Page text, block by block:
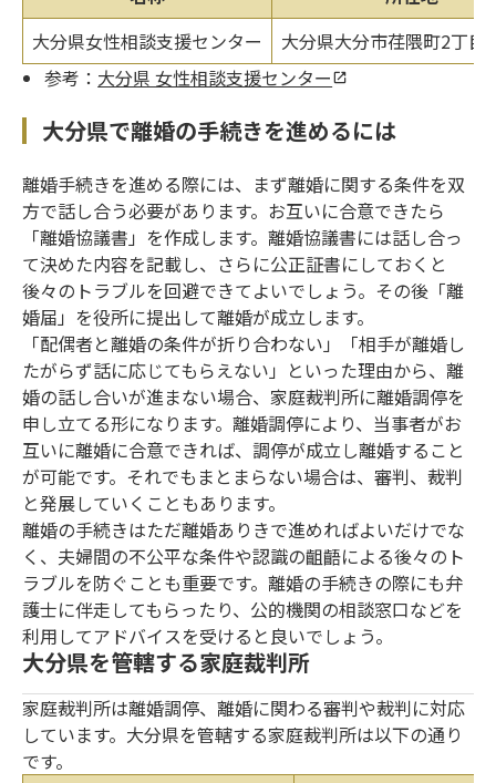
大分県女性相談支援センター
大分県大分市荏隈町2丁目
参考： 大分県 女性相談支援センター
大分県で離婚の手続きを進めるには
離婚手続きを進める際には、まず離婚に関する条件を双
方で話し合う必要があります。お互いに合意できたら
「離婚協議書」を作成します。離婚協議書には話し合っ
て決めた内容を記載し、さらに公正証書にしておくと
後々のトラブルを回避できてよいでしょう。その後「離
婚届」を役所に提出して離婚が成立します。
「配偶者と離婚の条件が折り合わない」「相手が離婚し
たがらず話に応じてもらえない」といった理由から、離
婚の話し合いが進まない場合、家庭裁判所に離婚調停を
申し立てる形になります。離婚調停により、当事者がお
互いに離婚に合意できれば、調停が成立し離婚すること
が可能です。それでもまとまらない場合は、審判、裁判
と発展していくこともあります。
離婚の手続きはただ離婚ありきで進めればよいだけでな
く、夫婦間の不公平な条件や認識の齟齬による後々のト
ラブルを防ぐことも重要です。離婚の手続きの際にも弁
護士に伴走してもらったり、公的機関の相談窓口などを
利用してアドバイスを受けると良いでしょう。
大分県を管轄する家庭裁判所
家庭裁判所は離婚調停、離婚に関わる審判や裁判に対応
しています。大分県を管轄する家庭裁判所は以下の通り
です。